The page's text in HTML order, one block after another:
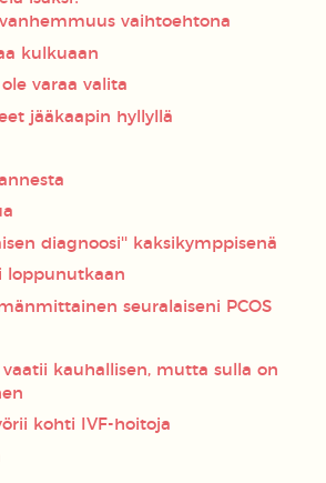
vaihtoehtona
kulkuaan
varaa valita
jääkaapin hyllyllä
diagnoosi'' kaksikymppisenä
loppunutkaan
seuralaiseni PCOS
vaatii kauhallisen, mutta sulla on
kohti IVF-hoitoja